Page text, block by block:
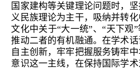
国家建构等关键理论问题时，
义民族理论为主干，吸纳并转
文化中关于“大一统”、“天下观”
推动二者的有机融通。在学术
自主创新，牢牢把握服务铸牢
意识这一主线，在保持国际学